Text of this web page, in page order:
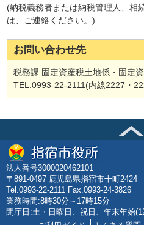
(納税義務者または納税管理人、相
は、ご連絡ください。)
お問い合わせ先
税務課 固定資産税土地係・固定
TEL:0993-22-2111(内線2227・
法人番号3000020462101
〒891-0497 鹿児島県指宿市十町2424
Tel.0993-22-2111 Fax.0993-24-3826
業務時間:8時30分～17時15分
閉庁日:土・日曜日、祝日、年末年始